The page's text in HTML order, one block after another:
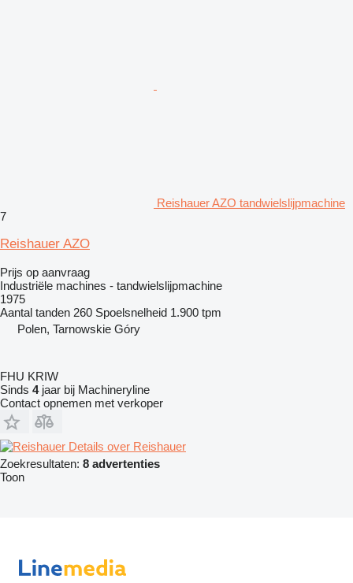
Reishauer AZO tandwielslijpmachine
7
Reishauer AZO
Prijs op aanvraag
Industriële machines - tandwielslijpmachine
1975
Aantal tanden 260 Spoelsnelheid 1.900 tpm
Polen, Tarnowskie Góry
FHU KRIW
Sinds 4jaar bij Machineryline
Contact opnemen met verkoper
Details over Reishauer
Zoekresultaten: 8 advertenties
Toon